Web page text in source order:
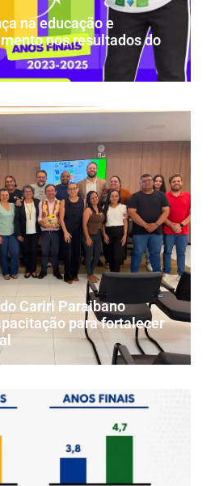
na educação e
nos resultados do
Cariri Paraibano
para fortalecer